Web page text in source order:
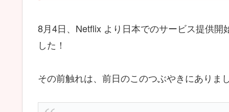
8月4日、Netflix より日本でのサービス提供
した！
その前触れは、前日のこのつぶやきにありま